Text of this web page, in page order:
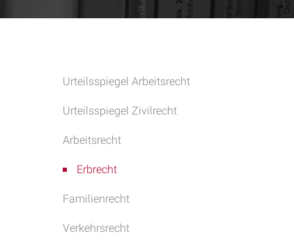
Urteilsspiegel Arbeitsrecht
Urteilsspiegel Zivilrecht
Arbeitsrecht
Erbrecht
Familienrecht
Verkehrsrecht